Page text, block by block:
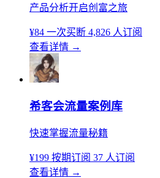
产品分析开启创富之旅
¥84 一次买断 4,826 人订阅
查看详情 →
希客会流量案例库
快速掌握流量秘籍
¥199 按期订阅 37 人订阅
查看详情 →